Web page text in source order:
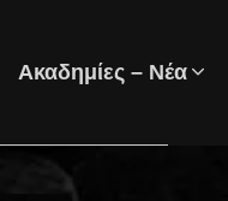
Ακαδημίες – Νέα